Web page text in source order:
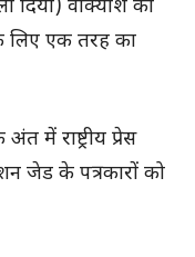
दिया) वाक्यांश का
लिए एक तरह का
में राष्ट्रीय प्रेस
जेड के पत्रकारों को